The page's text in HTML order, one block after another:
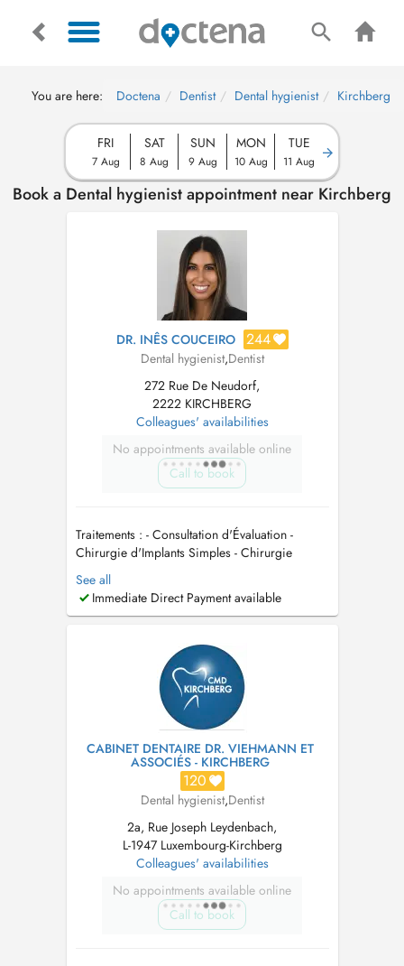
You are here: Doctena Dentist Dental hygienist Kirchberg
FRI
7 Aug
SAT
8 Aug
SUN
9 Aug
MON
10 Aug
TUE
11 Aug
Book a Dental hygienist appointment near Kirchberg
DR. INÊS COUCEIRO 244
Dental hygienist,Dentist
272 Rue De Neudorf,
2222 KIRCHBERG
Colleagues' availabilities
No appointments available online
Call to book
Traitements : - Consultation d'Évaluation -
Chirurgie d'Implants Simples - Chirurgie
d'Implants Complexe - Greffe Gingivale -
Facettes Esthétiques en Céramique - Extraction
Dents de Sagesse - Urgences (dent cassée,
(nettoyage) - Obturation dentaire (...
See all
Immediate Direct Payment available
CABINET DENTAIRE DR. VIEHMANN ET
ASSOCIÉS - KIRCHBERG
120
Dental hygienist,Dentist
2a, Rue Joseph Leydenbach,
L-1947 Luxembourg-Kirchberg
Colleagues' availabilities
No appointments available online
Call to book